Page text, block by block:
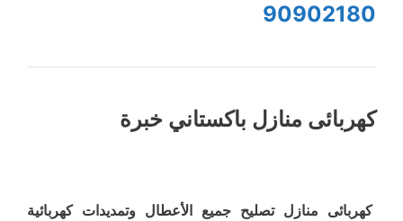
90902180
كهربائى منازل باكستاني خبرة
كهربائى منازل تصليح جميع الأعطال وتمديدات كهربائية